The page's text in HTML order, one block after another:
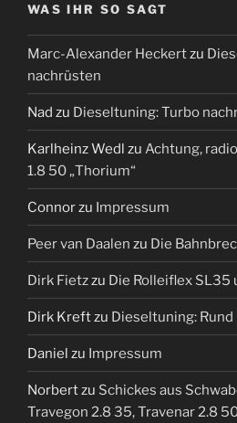
WAS IHR SO SAGT
Marc-Alexander Heckertzu
nachrüsten
Nad zu Dieseltuning: Turbo
Karlheinz Wedl zu Achtung,
1.8 50 „Thorium“
Connorzu Impressum
Peer van Daalen zu Die
Dirk Fietzzu Die Rolleiflex SL35
Dirk Kreftzu Dieseltuning:
Daniel zu Impressum
Norbertzu Schickes aus
Travegon 2.8 35, Travenar 2.8